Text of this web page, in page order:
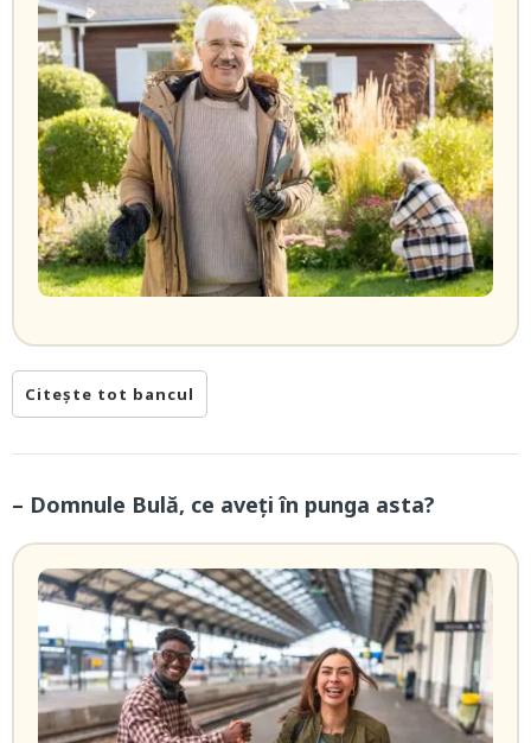
Citește tot bancul
– Domnule Bulă, ce aveți în punga asta?